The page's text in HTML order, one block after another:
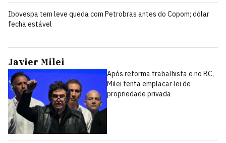
Ibovespa tem leve queda com Petrobras antes do Copom; dólar
fecha estável
Javier Milei
Após reforma trabalhista e no BC,
Milei tenta emplacar lei de
propriedade privada